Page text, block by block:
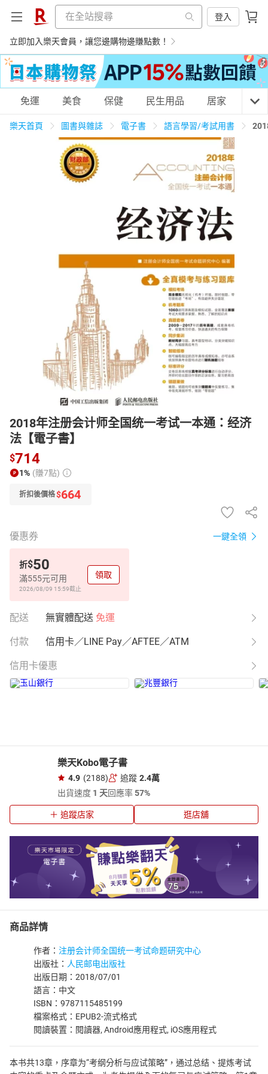
登入
立即加入樂天會員，讓您邊購物邊賺點數！
購物網分類
美食蛋糕 民生用品
運動休閒 親子玩具
化妝保養 情趣用品
電子/紙本書
HOT
免運 美食 保健 民生用品 居家 3C
樂天首頁 圖書與雜誌 電子書 語言學習/考試用書
2018年注册会计师全国统一考试一本通：经济
法【電子書】
$714
1% (賺7點)
折扣後價格$664
優惠券 一鍵全領
折$50
滿555元可用
2026/08/09 15:59截止
領取
配送 無實體配送 免運
付款 信用卡／LINE Pay／AFTEE／ATM
信用卡優惠
樂天Kobo電子書
4.9 (2188) 追蹤 2.4萬
出貨速度 1 天回應率57%
追蹤店家 逛店舖
商品詳情
作者： 注册会计师全国统一考试命题研究中心
出版社： 人民邮电出版社
出版日期：2018/07/01
語言：中文
ISBN：9787115485199
檔案格式：EPUB2-流式格式
閱讀裝置：閱讀器, Android應用程式, iOS應用程式
本书共13章，序章为“考纲分析与应试策略”，通过总结、提炼考试